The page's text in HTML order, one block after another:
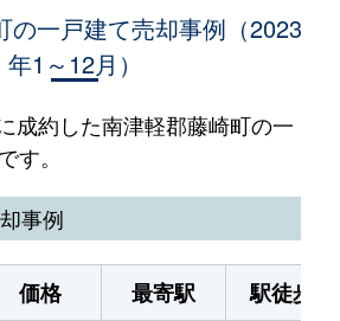
の一戸建て売却事例（2023
年1～12月）
成約した南津軽郡藤崎町の一
す。
事例
価格 最寄駅
駅徒歩